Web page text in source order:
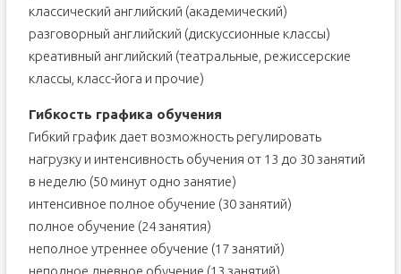
классический английский (академический)
разговорный английский (дискуссионные классы)
креативный английский (театральные, режиссерские
классы, класс-йога и прочие)
Гибкость графика обучения
Гибкий график дает возможность регулировать
нагрузку и интенсивность обучения от 13 до 30 занятий
в неделю (50 минут одно занятие)
интенсивное полное обучение (30 занятий)
полное обучение (24 занятия)
неполное утреннее обучение (17 занятий)
неполное дневное обучение (13 занятий)